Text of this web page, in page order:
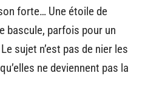
forte… Une étoile de
bascule, parfois pour un
sujet n’est pas de nier les
ne deviennent pas la